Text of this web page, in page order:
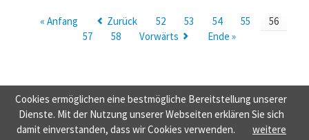
« Anfang Zurück 52 53 54 55
56
57
58 Vorwärts Ende »
ÜBERSPRINGEN
HOME NORMALE HSV-AUFNÄHER NÜTZLICHES
TAUSCH &
VERKAUF
KONTAKT
HSV-KUTTEN 1887
Cookies ermöglichen eine bestmögliche Bereitstellung unserer
Dienste. Mit der Nutzung unserer Webseiten erklären Sie sich
damit einverstanden, dass wir Cookies verwenden.
weitere